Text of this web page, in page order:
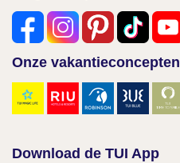
Onze vakantieconcepten
Download de TUI App